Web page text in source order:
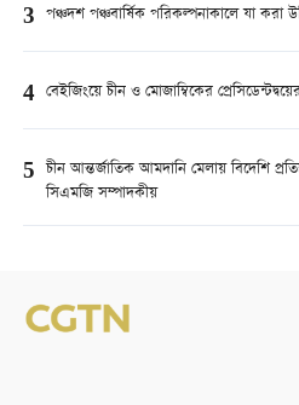
3 পঞ্চদশ পঞ্চবার্ষিক পরিকল্পনাকালে যা করা
4 বেইজিংয়ে চীন ও মোজাম্বিকের
5 চীন আন্তর্জাতিক আমদানি মেলায় বিদেশি
সিএমজি সম্পাদকীয়